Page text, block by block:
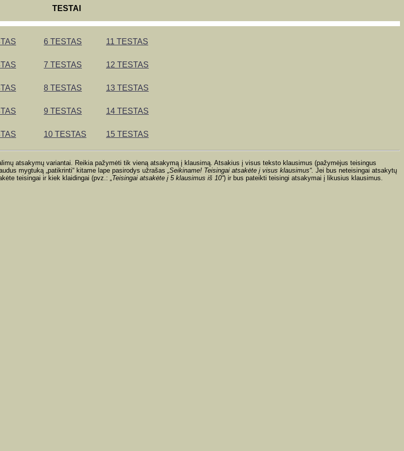
TESTAI
6 TESTAS 11 TESTAS
7 TESTAS 12 TESTAS
8 TESTAS 13 TESTAS
9 TESTAS 14 TESTAS
10 TESTAS 15 TESTAS
atsakymų variantai. Reikia pažymėti tik vieną atsakymą į klausimą. Atsakius į visus teksto klausimus (pažymėjus teisingus
mygtuką „patikrinti“ kitame lape pasirodys užrašas „Seikiname! Teisingai atsakėte į visus klausimus“. Jei bus neteisingai atsakytų
teisingai ir kiek klaidingai (pvz.: „Teisingai atsakėte į 5 klausimus iš 10“) ir bus pateikti teisingi atsakymai į likusius klausimus.